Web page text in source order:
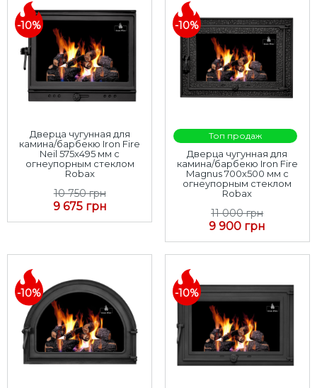
-10%
Дверца чугунная для
камина/барбекю Iron Fire
Neil 575x495 мм с
огнеупорным стеклом
Robax
10 750 грн
9 675 грн
-10%
Топ продаж
Дверца чугунная для
камина/барбекю Iron Fire
Magnus 700x500 мм с
огнеупорным стеклом
Robax
11 000 грн
9 900 грн
-10% -10%